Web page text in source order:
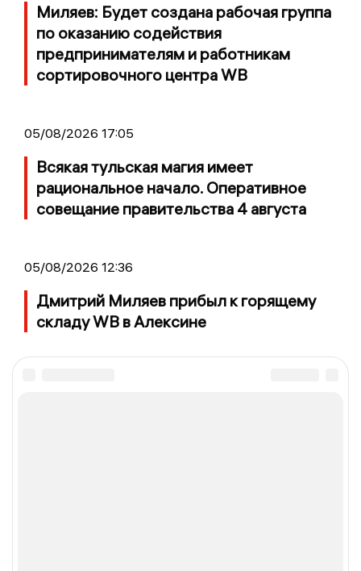
Миляев: Будет создана рабочая группа
по оказанию содействия
предпринимателям и работникам
сортировочного центра WB
05/08/2026 17:05
Всякая тульская магия имеет
рациональное начало. Оперативное
совещание правительства 4 августа
05/08/2026 12:36
Дмитрий Миляев прибыл к горящему
складу WB в Алексине